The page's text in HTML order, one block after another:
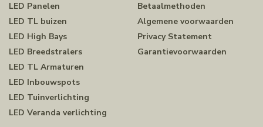
LED Panelen
LED TL buizen
LED High Bays
LED Breedstralers
LED TL Armaturen
LED Inbouwspots
LED Tuinverlichting
LED Veranda verlichting
Betaalmethoden
Algemene voorwaarden
Privacy Statement
Garantievoorwaarden